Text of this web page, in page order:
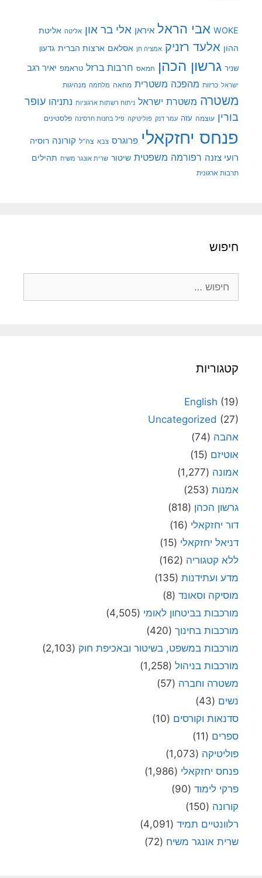
WOKE אבי הראל איראן אלי בר און אליטה אליטת
ההון אלעד רזניק אמציה חן אסלאם ארצות הברית גדעון
שניר גרשון הכהן חמאס חרבות ברזל טראמפ יאיר רגב
ישראל כרזות מהפכה משטרית מחאה מלחמה מנהיגות
משטרה משטרת ישראל ניתוח רשתות ארגוניות נתניהו עופר
בורין עוצמה עזה עמר דנק פוליטיקה פיל בחנות חרסינה פלסטינים
פנחס יחזקאלי פרוגרס צבא צה"ל קורונה רוסיה
רועי צזנה רפורמה משפטית שיטור שרית אונגר משיח תהילים
תרבות ארגונית
חיפוש
קטגוריות
English (19)
Uncategorized (27)
אהבה (74)
אוטיזם (15)
אמונה (1,277)
אמנות (253)
גרשון הכהן (818)
דור יחזקאלי (16)
דניאל יחזקאלי (15)
ללא קטגוריה (162)
מדע ועתידנות (135)
מוסיקה וסאונד (8)
מורכבות בביטחון לאומי (4,505)
מורכבות בחינוך (420)
מורכבות במשפט, בשיטור ובאכיפת חוק (2,103)
מורכבות בניהול (1,258)
משטרה וחברה (57)
נשים (43)
סדנאות וקורסים (10)
ספרים (11)
פוליטיקה (1,073)
פנחס יחזקאלי (1,986)
פרקי לימוד (90)
קורונה (150)
רלוונטיים תמיד (4,091)
שרית אונגר משיח (72)